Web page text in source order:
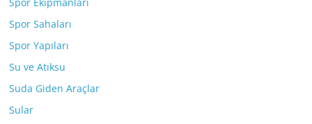
Spor Sahaları
Spor Yapıları
Su ve Atıksu
Suda Giden Araçlar
Sular